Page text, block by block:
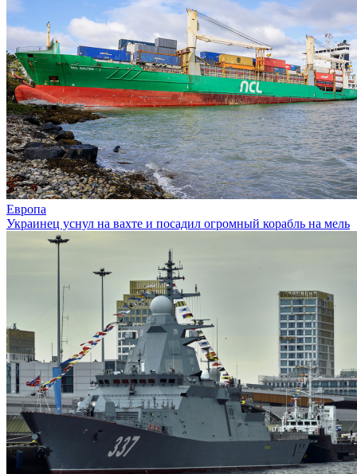
Европа
Украинец уснул на вахте и посадил огромный корабль на мель